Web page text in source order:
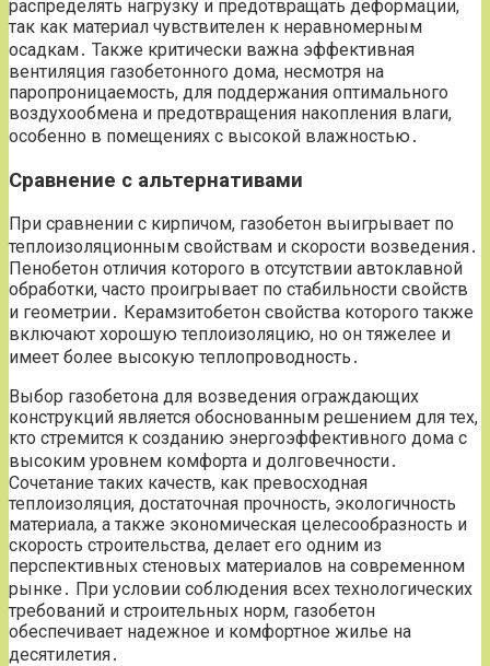
распределять нагрузку и предотвращать деформации,
так как материал чувствителен к неравномерным
осадкам․ Также критически важна эффективная
вентиляция газобетонного дома, несмотря на
паропроницаемость, для поддержания оптимального
воздухообмена и предотвращения накопления влаги,
особенно в помещениях с высокой влажностью․
Сравнение с альтернативами
При сравнении с кирпичом, газобетон выигрывает по
теплоизоляционным свойствам и скорости возведения․
Пенобетон отличия которого в отсутствии автоклавной
обработки, часто проигрывает по стабильности свойств
и геометрии․ Керамзитобетон свойства которого также
включают хорошую теплоизоляцию, но он тяжелее и
имеет более высокую теплопроводность․
Выбор газобетона для возведения ограждающих
конструкций является обоснованным решением для тех,
кто стремится к созданию энергоэффективного дома с
высоким уровнем комфорта и долговечности․
Сочетание таких качеств, как превосходная
теплоизоляция, достаточная прочность, экологичность
материала, а также экономическая целесообразность и
скорость строительства, делает его одним из
перспективных стеновых материалов на современном
рынке․ При условии соблюдения всех технологических
требований и строительных норм, газобетон
обеспечивает надежное и комфортное жилье на
десятилетия․